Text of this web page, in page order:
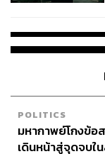
POLITICS
มหากาพย์โกงข้อ
เดินหน้าสู่จุดจบใ